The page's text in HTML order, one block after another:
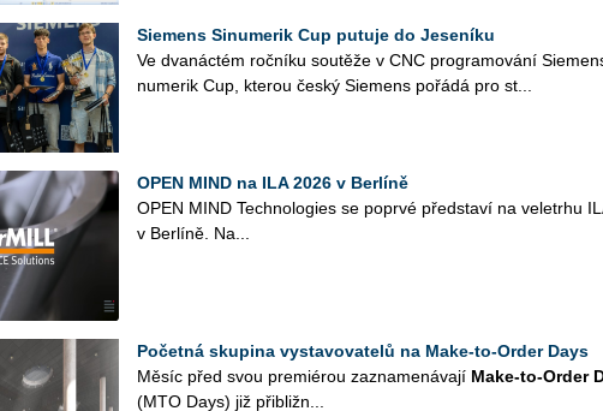
Siemens Sinumerik Cup putuje do Jeseníku
Ve dva­nác­tém roč­ní­ku sou­tě­že v CNC pro­gra­mo­vá­ní
nu­me­rik Cup, kte­rou český Sie­mens po­řá­dá pro st...
OPEN MIND na ILA 2026 v Berlíně
OPEN MIND Tech­no­lo­gies se po­pr­vé před­sta­ví na ve­letr­hu
v Ber­lí­ně. Na...
Početná skupina vystavovatelů na Make-to-Order Days
Měsíc před svou pre­mi­é­rou za­zna­me­ná­va­jí Make-to-Order
(MTO Days) již při­bliž­n...